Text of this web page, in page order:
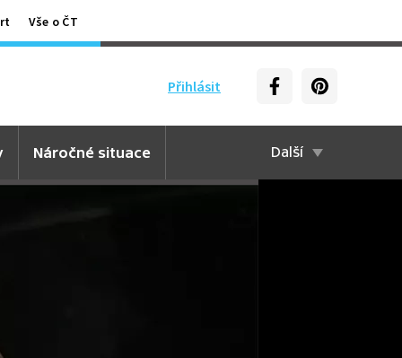
Vše o ČT
Přihlásit
Náročné situace Další